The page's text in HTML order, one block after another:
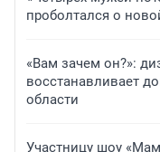
проболтался о
«Вам зачем он?»:
восстанавливает
области
Участницу шоу